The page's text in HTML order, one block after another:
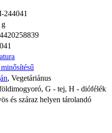
244041
g
, Vegetáriánus
G - tej, H - diófélék
és száraz helyen tárolandó